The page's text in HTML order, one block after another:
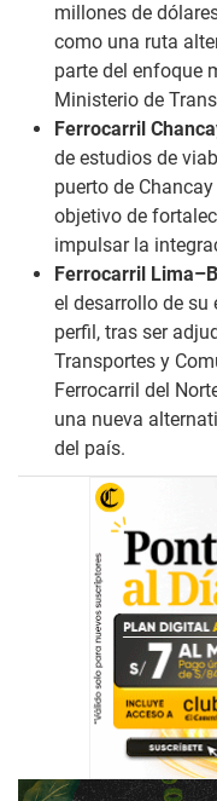
millones de
como una ruta
parte del enfoque
Ministerio de
Ferrocarril
de estudios de
puerto de
objetivo de
impulsar la
Ferrocarril
el desarrollo de su
perfil, tras ser
Transportes y
Ferrocarril del
una nueva
del país.